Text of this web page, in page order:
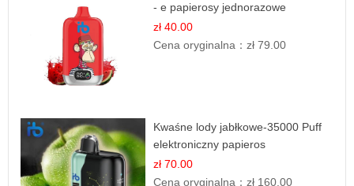
- e papierosy jednorazowe
zł 40.00
Cena oryginalna：zł 79.00
Kwaśne lody jabłkowe-35000 Puff
elektroniczny papieros
zł 70.00
Cena oryginalna：zł 160.00